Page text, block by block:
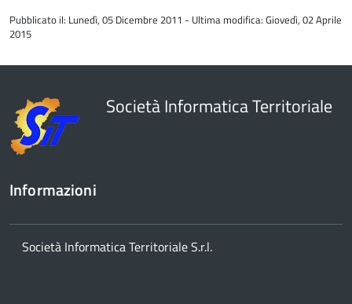
del
contenuto
Pubblicato il: Lunedì, 05 Dicembre 2011 - Ultima modifica: Giovedì, 02 Aprile
2015
Società Informatica Territoriale
Informazioni
Società Informatica Territoriale S.r.l.